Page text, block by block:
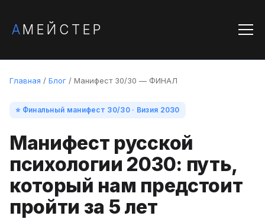
АМЕЙСТЕР
Главная / Блог / Манифест 30/30 — ФИНАЛ
⭐ Финальный манифест 30/30 · Визия 2030
Манифест русской
психологии 2030: путь,
который нам предстоит
пройти за 5 лет